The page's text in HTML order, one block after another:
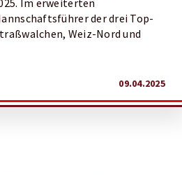
Im erweiterten
der drei Top-
Weiz-Nord und
09.04.2025